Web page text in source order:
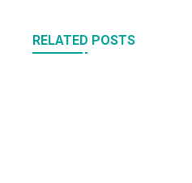
RELATED POSTS